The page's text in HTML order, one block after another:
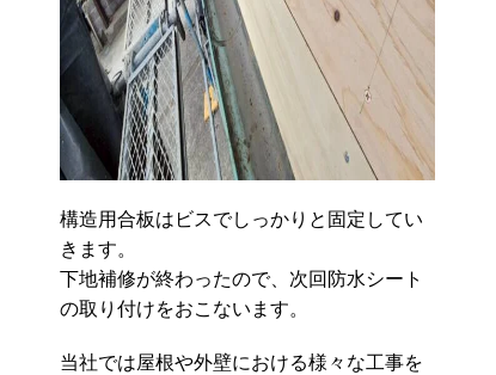
構造用合板はビスでしっかりと固定してい
きます。
下地補修が終わったので、次回防水シート
の取り付けをおこないます。
当社では屋根や外壁における様々な工事を